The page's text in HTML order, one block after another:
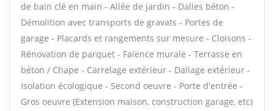
de bain clé en main - Allée de jardin - Dalles béton -
Démolition avec transports de gravats - Portes de
garage - Placards et rangements sur mesure - Cloisons -
Rénovation de parquet - Faïence murale - Terrasse en
béton / Chape - Carrelage extérieur - Dallage extérieur -
Isolation écologique - Second oeuvre - Porte d'entrée -
Gros oeuvre (Extension maison, construction garage, etc)